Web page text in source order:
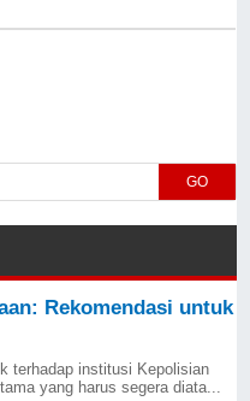
GO
Rekomendasi untuk
terhadap institusi Kepolisian
yang harus segera diata...